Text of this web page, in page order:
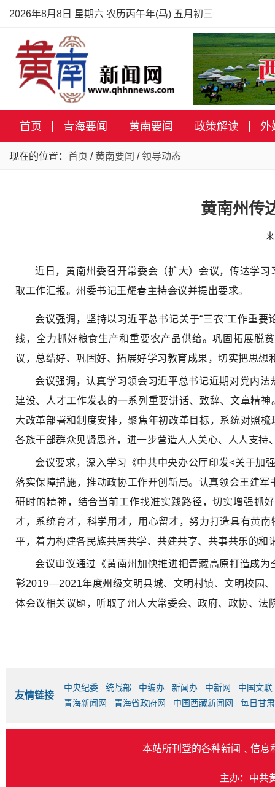
2026年8月8日 星期六 农历丙午年(马) 五月初三
首页 青海要闻 黄南要闻 政策解读 外
现在的位置： 首页 / 黄南要闻 /领导动态
黄南州传
近日，黄南州委召开常委会（扩大）会议，传达学
取工作汇报。州委书记王耀春主持会议并提出要求。
会议强调，坚持以习近平总书记关于“三农”工作重
线，全力抓好粮食生产和重要农产品供给。巩固拓展脱
议，总结好、巩固好、拓展好学习教育成果，切实把思想
会议强调，认真学习领会习近平总书记近期对党内
建设、人才工作发表的一系列重要讲话、致辞、文章精
大改革部署和制度安排，聚焦年初改革目标，系统对照
各族干部群众见贤思齐，进一步营造人人关心、人人支持
会议要求，深入学习《中共中央办公厅印发<关于加
落实保障措施，推动政协工作开创新局。认真领会王建
研时的精神，结合当前工作找准实践路径，切实增强抓
才，系统育才，科学用才，用心留才，努力打造具有黄
平，着力构建各民族共居共学、共建共享、共事共乐的和
会议审议通过《黄南州加快推进把青藏高原打造成
彰2019—2021年度州级文明县城、文明村镇、文明校园
体会议相关议题，听取了州人大常委会、政府、政协、
友情链接
中央纪委 统战部 中编办 新闻办 中新网
中国文联
青海新闻网
青海省政府网 中国西藏新闻网 每日甘
本站所刊登的各种新闻﹑信息
主办：中共